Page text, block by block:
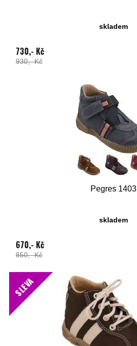
skladem
730,- Kč
930,- Kč
Pegres 1403
skladem
670,- Kč
850,- Kč
SLEVA